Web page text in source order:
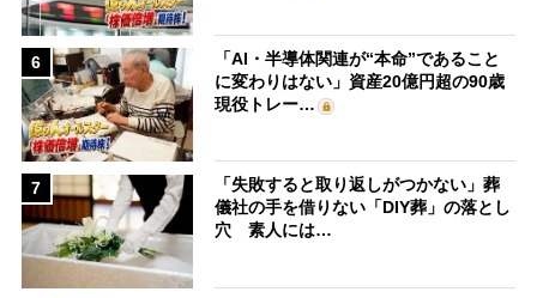
6
「AI・半導体関連が“本命”であること
に変わりはない」資産20億円超の90歳
現役トレー…
7
「失敗すると取り返しがつかない」葬
儀社の手を借りない「DIY葬」の落とし
穴 素人には…